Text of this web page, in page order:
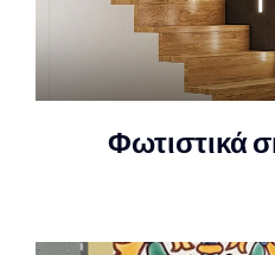
Φωτιστικά